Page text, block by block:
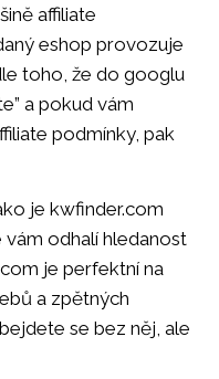
affiliate
eshop provozuje
toho, že do googlu
a pokud vám
podmínky, pak
je kwfinder.com
odhalí hledanost
je perfektní na
a zpětných
se bez něj, ale